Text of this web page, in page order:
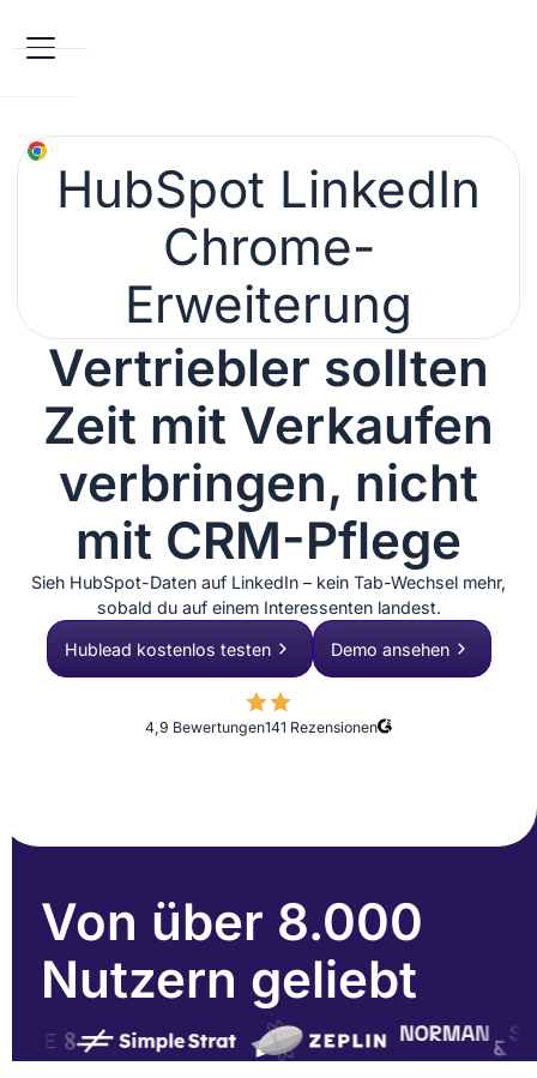
HubSpot LinkedIn
Chrome-
Erweiterung
Vertriebler sollten
Zeit mit Verkaufen
verbringen, nicht
mit CRM-Pflege
Sieh HubSpot-Daten auf LinkedIn – kein Tab-Wechsel mehr,
sobald du auf einem Interessenten landest.
Hublead kostenlos testen Demo ansehen
4,9 Bewertungen141 Rezensionen
Von über 8.000
Nutzern geliebt